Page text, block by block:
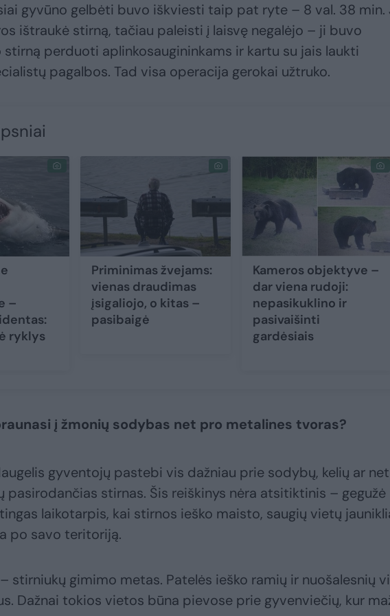
gyvūno gelbėti buvo iškviesti taip pat ryte – 8 val. 38 min.
ištraukė stirną, tačiau paleisti į laisvę negalėjo – ji buvo
stirną perduoti aplinkosaugininkams ir kartu su jais laukti
pagalbos. Tad visa operacija gerokai užtruko.
–
ryklys
Priminimas žvejams:
vienas draudimas
įsigaliojo, o kitas –
pasibaigė
Kameros objektyve –
dar viena rudoji:
nepasikuklino ir
pasivaišinti
gardėsiais
į žmonių sodybas net pro metalines tvoras?
gyventojų pastebi vis dažniau prie sodybų, kelių ar net
pasirodančias stirnas. Šis reiškinys nėra atsitiktinis – gegužė
laikotarpis, kai stirnos ieško maisto, saugių vietų
po savo teritoriją.
stirniukų gimimo metas. Patelės ieško ramių ir nuošalesnių
Dažnai tokios vietos būna pievose prie gyvenviečių, kur